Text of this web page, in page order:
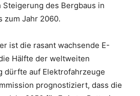
des Bergbaus in
zum Jahr 2060.
ist die rasant wachsende E-
Hälfte der weltweiten
dürfte auf Elektrofahrzeuge
prognostiziert, dass die